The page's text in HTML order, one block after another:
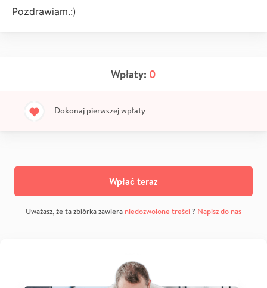
Pozdrawiam.:)
Wpłaty: 0
Dokonaj pierwszej wpłaty
Wpłać teraz
Uważasz, że ta zbiórka zawiera niedozwolone treści? Napisz do nas